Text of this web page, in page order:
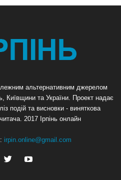
альтернативним джерелом
Київщини та України. Проект надає
подій та висновки - виняткова
2017 Ірпінь онлайн
irpin.online@gmail.com